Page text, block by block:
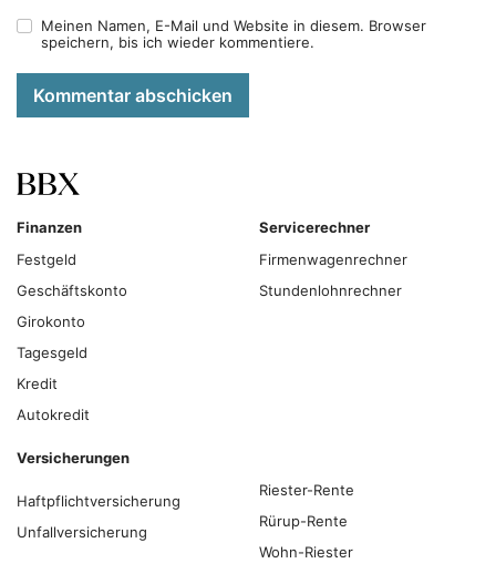
Meinen Namen, E-Mail und Website in diesem. Browser
speichern, bis ich wieder kommentiere.
Kommentar abschicken
Finanzen
Festgeld
Geschäftskonto
Girokonto
Tagesgeld
Kredit
Autokredit
Servicerechner
Firmenwagenrechner
Stundenlohnrechner
Versicherungen
Haftpflichtversicherung
Unfallversicherung
Riester-Rente
Rürup-Rente
Wohn-Riester